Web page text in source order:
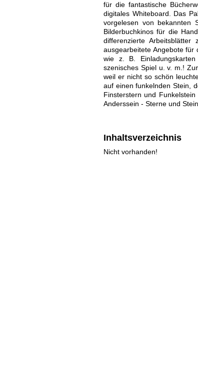
für die fantastische
digitales Whiteboard. Das
vorgelesen von bekannten
Bilderbuchkinos für die
differenzierte
ausgearbeitete Angebote für
wie z. B.
szenisches Spiel u. v. m.!
weil er nicht so schön
auf einen funkelnden Stein,
Finsterstern und
Anderssein - Sterne und
Inhaltsverzeichnis
Nicht vorhanden!